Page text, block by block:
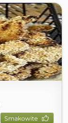
Smakowite